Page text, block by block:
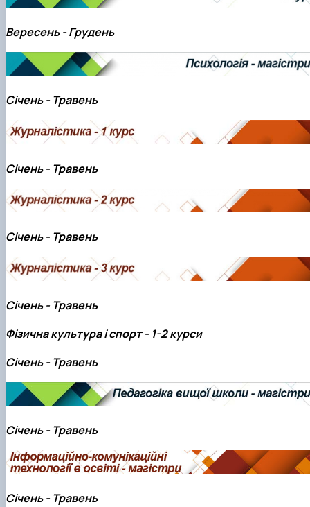
Вересень - Грудень
Січень - Травень
Січень - Травень
Січень - Травень
Січень - Травень
Фізична культура і спорт - 1-2 курси
Січень - Травень
Січень - Травень
Січень - Травень